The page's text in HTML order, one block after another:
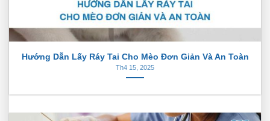
Hướng Dẫn Lấy Ráy Tai Cho Mèo Đơn Giản Và An Toàn
Th4 15, 2025